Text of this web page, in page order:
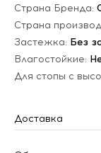
Страна Бренда:
Страна
Застежка: Без
Влагостойкие:
Для стопы с
Доставка